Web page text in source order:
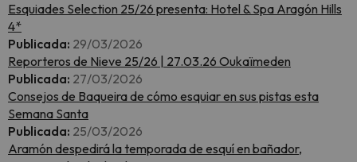
Esquiades Selection 25/26 presenta: Hotel & Spa Aragón Hills
4*
Publicada: 29/03/2026
Reporteros de Nieve 25/26 | 27.03.26 Oukaïmeden
Publicada: 27/03/2026
Consejos de Baqueira de cómo esquiar en sus pistas esta
Semana Santa
Publicada: 25/03/2026
Aramón despedirá la temporada de esquí en bañador,